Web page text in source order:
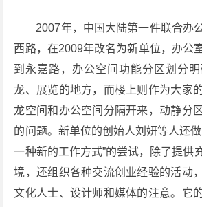
2007年，中国大陆第一件联合办
西路，在2009年改名为新单位，办公
到永嘉路，办公空间功能分区划分
龙、展览的地方，而楼上则作为大家
龙空间和办公空间分隔开来，动静分
的问题。新单位的创始人刘妍等人还
一种新的工作方式”的尝试，除了提供
境，还组织各种交流创业经验的活动
文化人士、设计师和媒体的注意。它